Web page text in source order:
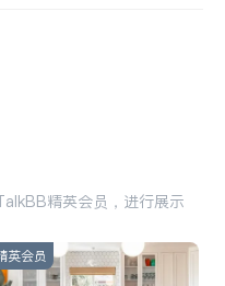
精英会员，进行展示
英会员